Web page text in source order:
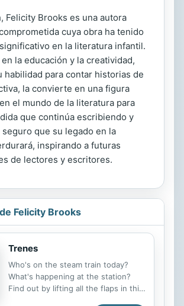
Felicity Brooks es una autora
cuya obra ha tenido
en la literatura infantil.
la educación y la creatividad,
habilidad para contar historias de
la convierte en una figura
el mundo de la literatura para
que continúa escribiendo y
que su legado en la
inspirando a futuras
de lectores y escritores.
Felicity Brooks
Trenes
Who's on the steam train today?
What's happening at the station?
Find out by lifting all the flaps in this